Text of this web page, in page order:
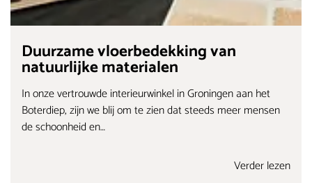
Duurzame vloerbedekking van
natuurlijke materialen
In onze vertrouwde interieurwinkel in Groningen aan het
Boterdiep, zijn we blij om te zien dat steeds meer mensen
de schoonheid en…
Verder lezen